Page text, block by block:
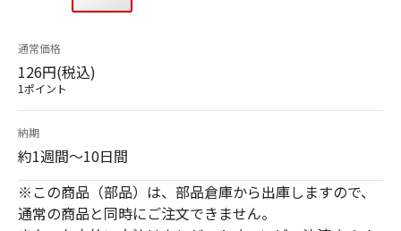
通常価格
126円(税込)
1ポイント
納期
約1週間～10日間
※この商品（部品）は、部品倉庫から出庫しますので、
通常の商品と同時にご注文できません。